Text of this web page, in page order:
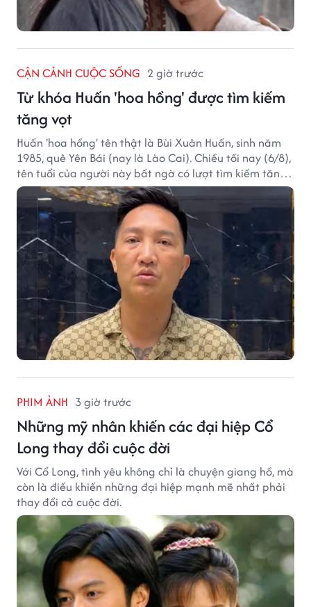
CẬN CẢNH CUỘC SỐNG 2 giờ trước
Từ khóa Huấn 'hoa hồng' được tìm kiếm
tăng vọt
Huấn 'hoa hồng' tên thật là Bùi Xuân Huấn, sinh năm
1985, quê Yên Bái (nay là Lào Cai). Chiều tối nay (6/8),
tên tuổi của người này bất ngờ có lượt tìm kiếm tăng
vọt.
PHIM ẢNH 3 giờ trước
Những mỹ nhân khiến các đại hiệp Cổ
Long thay đổi cuộc đời
Với Cổ Long, tình yêu không chỉ là chuyện giang hồ, mà
còn là điều khiến những đại hiệp mạnh mẽ nhất phải
thay đổi cả cuộc đời.